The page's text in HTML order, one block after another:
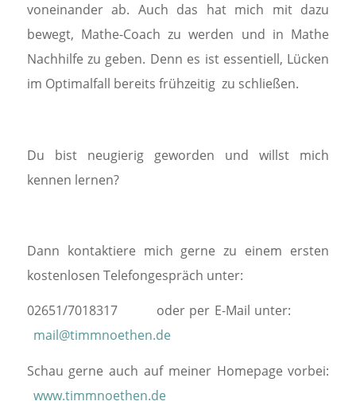
voneinander ab. Auch das hat mich mit dazu
bewegt, Mathe-Coach zu werden und in Mathe
Nachhilfe zu geben. Denn es ist essentiell, Lücken
im Optimalfall bereits frühzeitig zu schließen.
Du bist neugierig geworden und willst mich
kennen lernen?
Dann kontaktiere mich gerne zu einem ersten
kostenlosen Telefongespräch unter:
02651/7018317 oder per E-Mail unter:
mail@timmnoethen.de
Schau gerne auch auf meiner Homepage vorbei:
www.timmnoethen.de